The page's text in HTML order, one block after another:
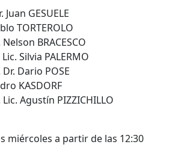
Juan GESUELE
TORTEROLO
BRACESCO
Silvia PALERMO
Dario POSE
KASDORF
Agustín PIZZICHILLO
miércoles a partir de las 12:30